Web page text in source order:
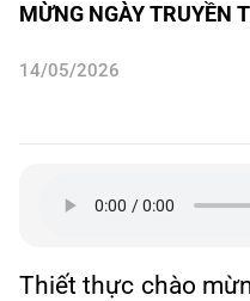
MỪNG NGÀY TRUYỀN
14/05/2026
Thiết thực chào